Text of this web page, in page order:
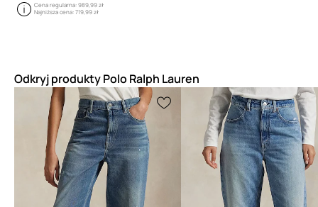
Cena regularna:989,99 zł
Najniższa cena:719,99 zł
Odkryj produkty Polo Ralph Lauren